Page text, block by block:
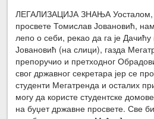
ЛЕГАЛИЗАЦИЈА ЗНАЊА Уосталом,
просвете Томислав Јовановић,
лепо о себи, рекао да га је
Јовановић (на слици), газда
препоручио и претходног
свог државног секретара јер се
студенти Мегатренда и осталих
могу да користе студентске
на буџет државне просвете. Све